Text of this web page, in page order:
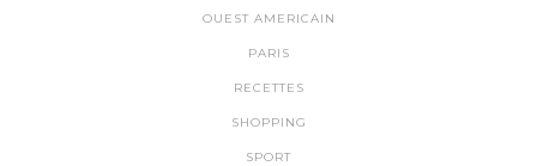
OUEST AMERICAIN
PARIS
RECETTES
SHOPPING
SPORT